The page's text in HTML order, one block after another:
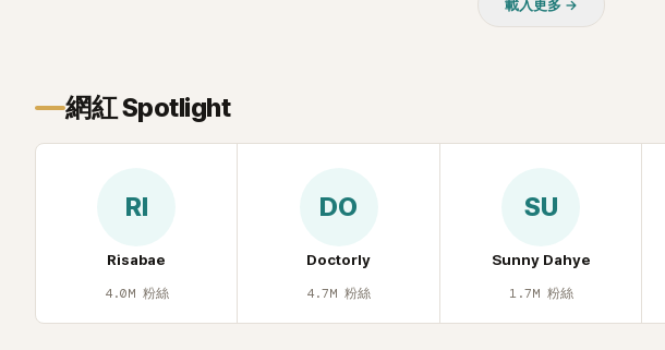
遭部分網友質疑，就連美國當地媒體也毫
載入更多 →
網紅 Spotlight
RI
Risabae
4.0M 粉絲
DO
Doctorly
4.7M 粉絲
SU
Sunny Dahye
1.7M 粉絲